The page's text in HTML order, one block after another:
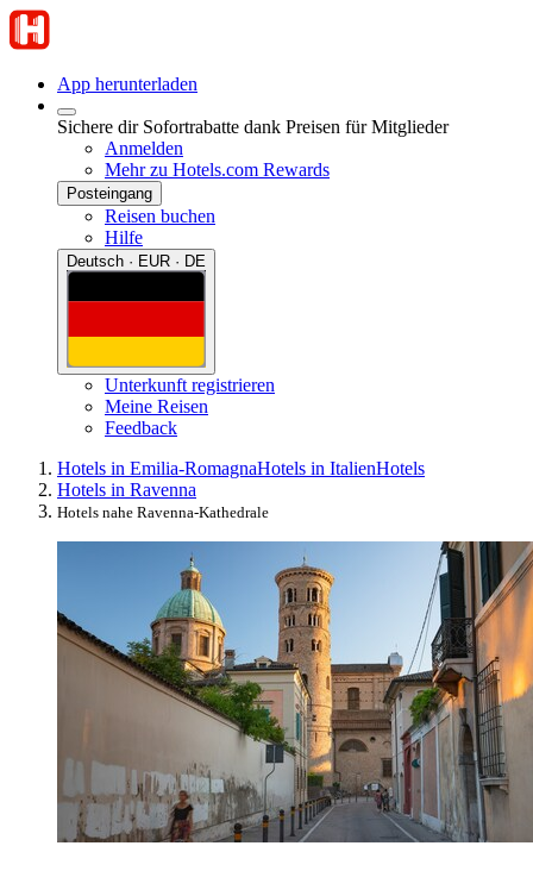
App herunterladen
Sichere dir Sofortrabatte dank Preisen für Mitglieder
Anmelden
Mehr zu Hotels.com Rewards
Posteingang
Reisen buchen
Hilfe
Deutsch · EUR · DE
Unterkunft registrieren
Meine Reisen
Feedback
Hotels in Emilia-RomagnaHotels in ItalienHotels
Hotels in Ravenna
Hotels nahe Ravenna-Kathedrale